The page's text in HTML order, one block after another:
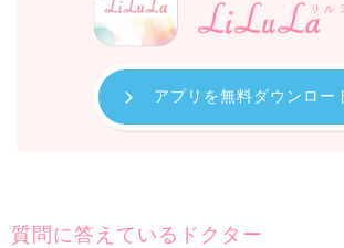
アプリを無料ダウンロー
質問に答えているドクター